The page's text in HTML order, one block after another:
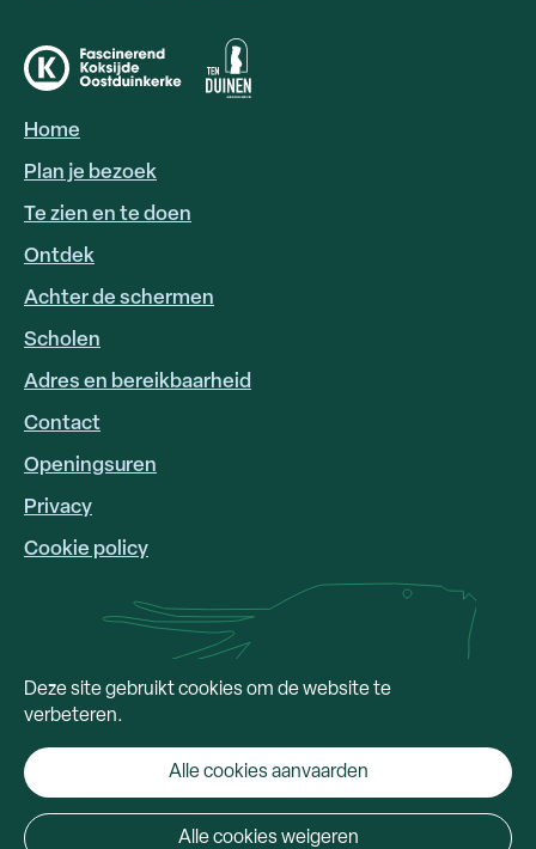
HOOFDNAVIGATIE
Home
Plan je bezoek
Te zien en te doen
Ontdek
Achter de schermen
Scholen
Deze site gebruikt cookies om de website te
verbeteren.
Alle cookies weigeren
Alle cookies aanvaarden
FOOTER
LINKS
Adres en bereikbaarheid
Contact
Openingsuren
Privacy
Cookie policy